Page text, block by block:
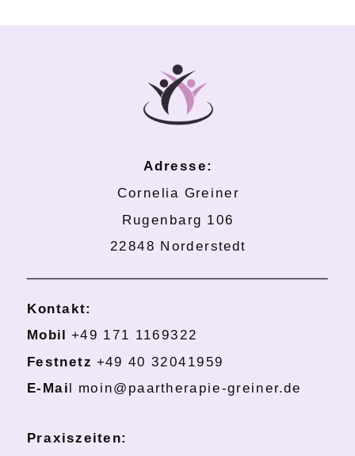
Adresse:
Cornelia Greiner
Rugenbarg 106
22848 Norderstedt
Kontakt:
Mobil +49 171 1169322
Festnetz +49 40 32041959
E-Mail moin@paartherapie-greiner.de
Praxiszeiten: